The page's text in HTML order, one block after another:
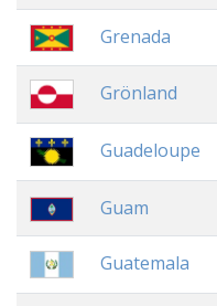
Grenada
Grönland
Guadeloupe
Guam
Guatemala